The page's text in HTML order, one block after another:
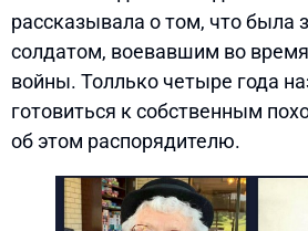
рассказывала о том, что была
солдатом, воевавшим во
войны. Толлько четыре года
готовиться к собственным
об этом распорядителю.